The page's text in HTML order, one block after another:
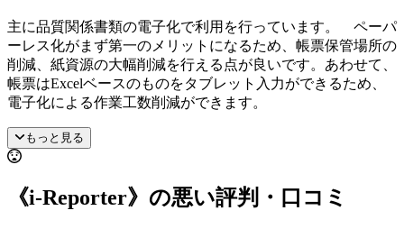
主に品質関係書類の電子化で利用を行っています。 ペーパ
ーレス化がまず第一のメリットになるため、帳票保管場所の
削減、紙資源の大幅削減を行える点が良いです。あわせて、
帳票はExcelベースのものをタブレット入力ができるため、
電子化による作業工数削減ができます。
もっと見る
《i-Reporter》の悪い評判・口コミ